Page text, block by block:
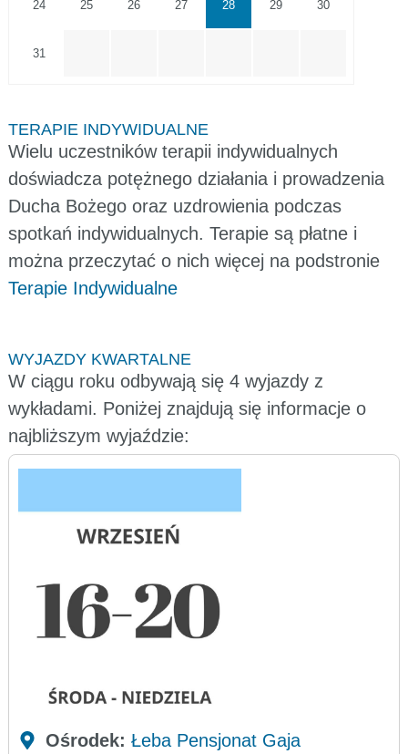
24 25 26 27 28 29 30
31
TERAPIE INDYWIDUALNE
Wielu uczestników terapii indywidualnych
doświadcza potężnego działania i prowadzenia
Ducha Bożego oraz uzdrowienia podczas
spotkań indywidualnych. Terapie są płatne i
można przeczytać o nich więcej na podstronie
Terapie Indywidualne
WYJAZDY KWARTALNE
W ciągu roku odbywają się 4 wyjazdy z
wykładami. Poniżej znajdują się informacje o
najbliższym wyjaździe:
Ośrodek: Łeba Pensjonat Gaja